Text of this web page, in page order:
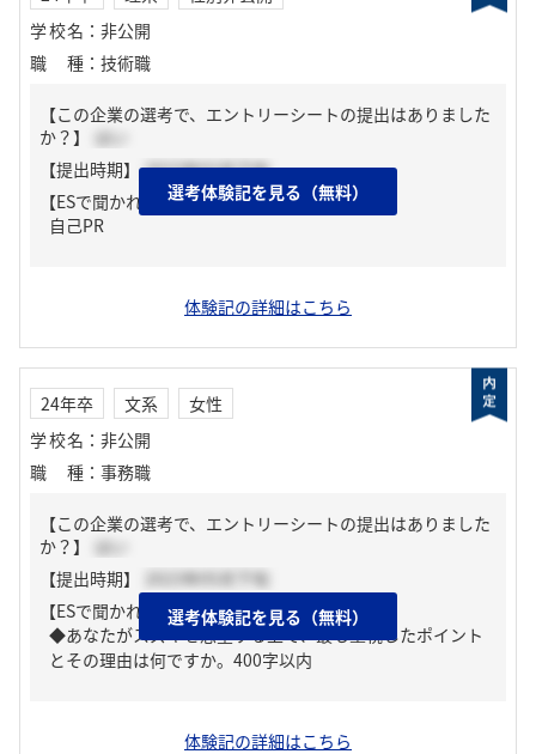
学校名 ： 非公開
職種 ： 技術職
【この企業の選考で、エントリーシートの提出はありました
か？】
はい
【提出時期】 2023年02月下旬
【ESで聞かれた質問】
自己PR
体験記の詳細はこちら
選考体験記を見る（無料）
24年卒 文系
女性
学校名 ： 非公開
職種 ： 事務職
【この企業の選考で、エントリーシートの提出はありました
か？】
はい
【提出時期】
2023年05月下旬
【ESで聞かれた質問】
◆あなたがスズキを志望する上で、最も重視したポイント
とその理由は何ですか。400字以内
体験記の詳細はこちら
選考体験記を見る（無料）